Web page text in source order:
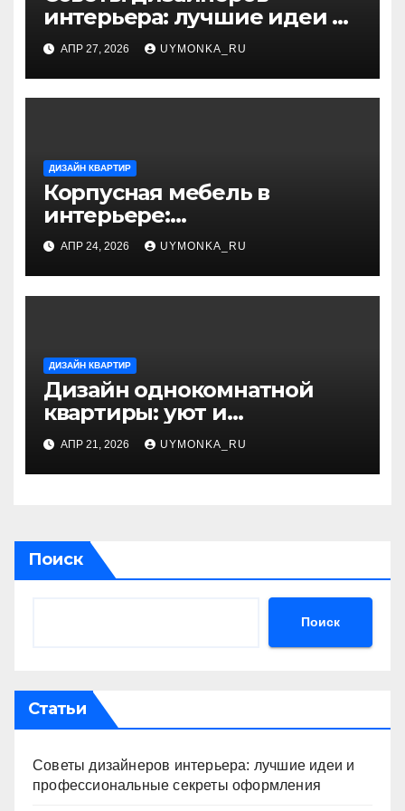
интерьера: лучшие идеи и
профессиональные
секреты оформления
АПР 27, 2026 UYMONKA_RU
ДИЗАЙН КВАРТИР
Корпусная мебель в
интерьере:
функциональность и
оптимальное хранение
АПР 24, 2026 UYMONKA_RU
ДИЗАЙН КВАРТИР
Дизайн однокомнатной
квартиры: уют и
функциональность в одном
пространстве
АПР 21, 2026 UYMONKA_RU
Поиск
Поиск
Статьи
Советы дизайнеров интерьера: лучшие идеи и
профессиональные секреты оформления